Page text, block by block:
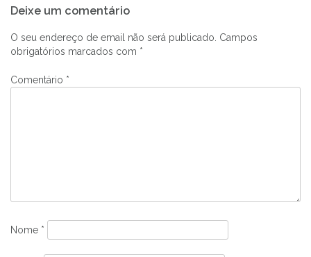
de
artigos
Deixe um comentário
O seu endereço de email não será publicado. Campos
obrigatórios marcados com *
Comentário *
Nome *